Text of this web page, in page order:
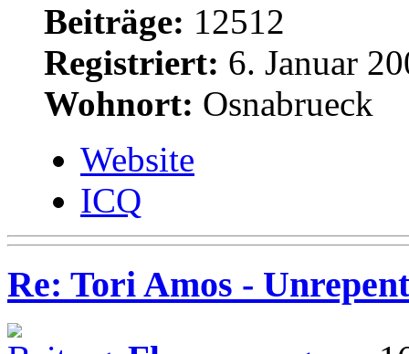
Beiträge: 12512
Registriert: 6. Januar
Wohnort: Osnabrueck
Website
ICQ
Re: Tori Amos -